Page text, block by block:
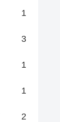
1
3
1
1
2